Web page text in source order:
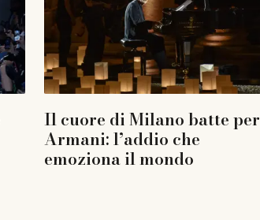
Il cuore di Milano batte per
Armani: l’addio che
emoziona il mondo